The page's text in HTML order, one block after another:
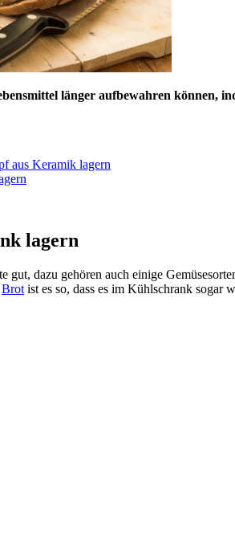
länger aufbewahren können,
aus Keramik lagern
lagern
dazu gehören auch einige
Brot ist es so, dass es im Kühlschrank sogar